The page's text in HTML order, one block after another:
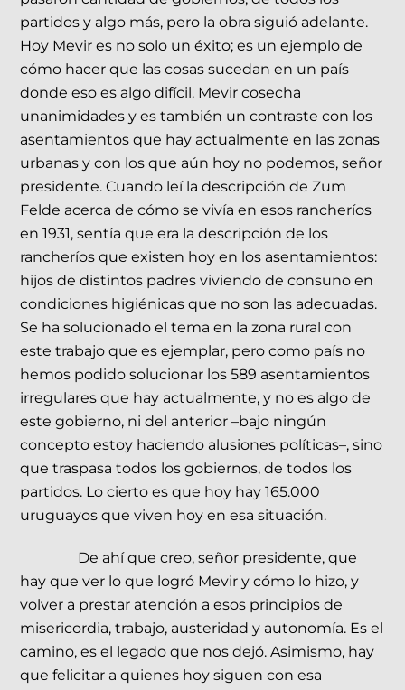
partidos y algo más, pero la obra siguió adelante.
Hoy Mevir es no solo un éxito; es un ejemplo de
cómo hacer que las cosas sucedan en un país
donde eso es algo difícil. Mevir cosecha
unanimidades y es también un contraste con los
asentamientos que hay actualmente en las zonas
urbanas y con los que aún hoy no podemos, señor
presidente. Cuando leí la descripción de Zum
Felde acerca de cómo se vivía en esos rancheríos
en 1931, sentía que era la descripción de los
rancheríos que existen hoy en los asentamientos:
hijos de distintos padres viviendo de consuno en
condiciones higiénicas que no son las adecuadas.
Se ha solucionado el tema en la zona rural con
este trabajo que es ejemplar, pero como país no
hemos podido solucionar los 589 asentamientos
irregulares que hay actualmente, y no es algo de
este gobierno, ni del anterior –bajo ningún
concepto estoy haciendo alusiones políticas–, sino
que traspasa todos los gobiernos, de todos los
partidos. Lo cierto es que hoy hay 165.000
uruguayos que viven hoy en esa situación.
De ahí que creo, señor presidente, que
hay que ver lo que logró Mevir y cómo lo hizo, y
volver a prestar atención a esos principios de
misericordia, trabajo, austeridad y autonomía. Es el
camino, es el legado que nos dejó. Asimismo, hay
que felicitar a quienes hoy siguen con esa